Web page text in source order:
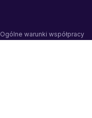
Ogólne warunki współpracy